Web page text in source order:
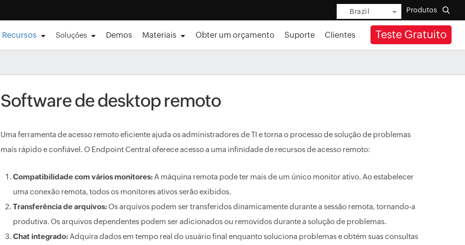
Brazil Produtos
Teste Gratuito
Recursos Soluções Demos Materiais Obter um orçamento Suporte Clientes
Software de desktop remoto
Uma ferramenta de acesso remoto eficiente ajuda os administradores de TI e torna o processo de solução de problemas
mais rápido e confiável. O Endpoint Central oferece acesso a uma infinidade de recursos de acesso remoto:
Compatibilidade com vários monitores: A máquina remota pode ter mais de um único monitor ativo. Ao estabelecer
uma conexão remota, todos os monitores ativos serão exibidos.
Transferência de arquivos:Os arquivos podem ser transferidos dinamicamente durante a sessão remota, tornando-a
produtiva. Os arquivos dependentes podem ser adicionados ou removidos durante a solução de problemas.
Chat integrado: Adquira dados em tempo real do usuário final enquanto soluciona problemas e obtém suas consultas